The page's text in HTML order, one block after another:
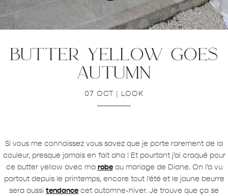
butter yellow goes
autumn
07 OCT | LOOK
Si vous me connaissez vous savez que je porte rarement de la
couleur, presque jamais en fait aha ! Et pourtant j’ai craqué pour
ce butter yellow avec ma robeau mariage de Diane. On l’a vu
partout depuis le printemps, encore tout l’été et le jaune beurre
sera aussi tendance cet automne-hiver. Je trouve que ça se